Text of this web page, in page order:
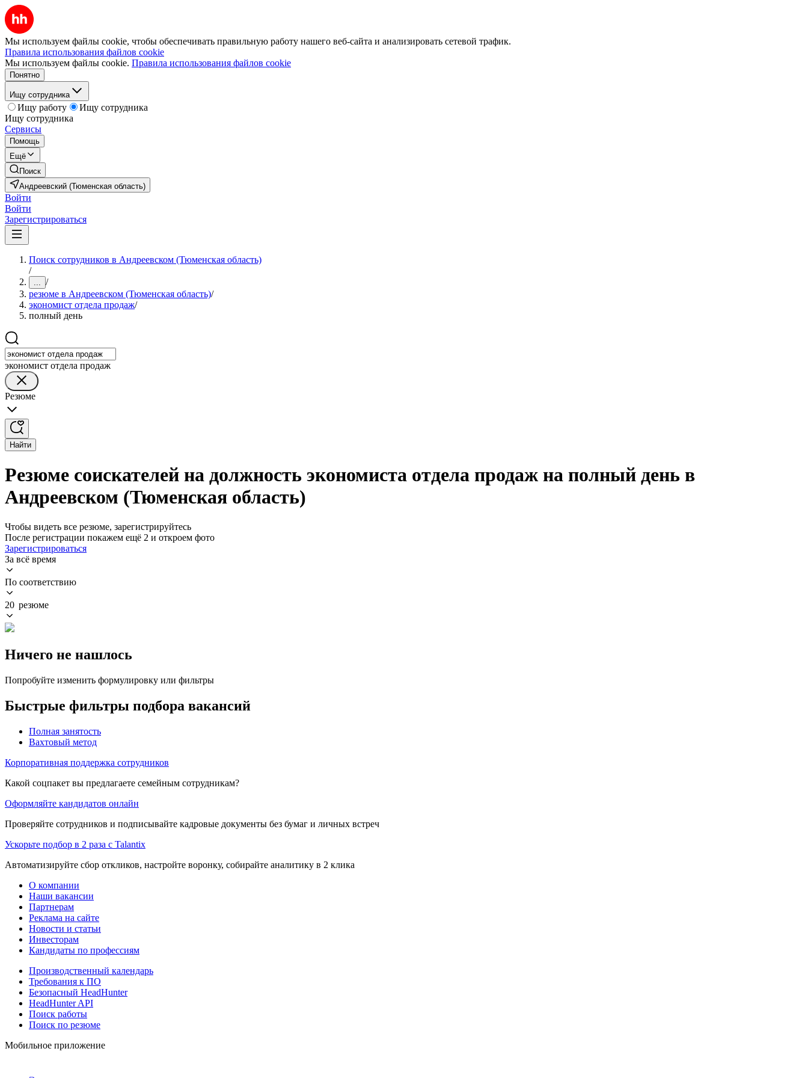
Мы используем файлы cookie, чтобы обеспечивать правильную работу нашего веб-сайта и анализировать сетевой трафик.
Правила использования файлов cookie
Мы используем файлы cookie. Правила использования файлов cookie
Понятно
Ищу сотрудника
Ищу работу
Ищу сотрудника
Ищу сотрудника
Сервисы
Помощь
Ещё
Поиск
Андреевский (Тюменская область)
Войти
Войти
Зарегистрироваться
Поиск сотрудников в Андреевском (Тюменская область)
/
... /
резюме в Андреевском (Тюменская область)/
экономист отдела продаж/
полный день
экономист отдела продаж
Резюме
Найти
Резюме соискателей на должность экономиста отдела продаж на полный день в
Андреевском (Тюменская область)
Чтобы видеть все резюме, зарегистрируйтесь
После регистрации покажем ещё 2 и откроем фото
Зарегистрироваться
За всё время
По соответствию
20 резюме
Ничего не нашлось
Попробуйте изменить формулировку или фильтры
Быстрые фильтры подбора вакансий
Полная занятость
Вахтовый метод
Корпоративная поддержка сотрудников
Какой соцпакет вы предлагаете семейным сотрудникам?
Оформляйте кандидатов онлайн
Проверяйте сотрудников и подписывайте кадровые документы без бумаг и личных встреч
Ускорьте подбор в 2 раза с Talantix
Автоматизируйте сбор откликов, настройте воронку, собирайте аналитику в 2 клика
О компании
Наши вакансии
Партнерам
Реклама на сайте
Новости и статьи
Инвесторам
Кандидаты по профессиям
Производственный календарь
Требования к ПО
Безопасный HeadHunter
HeadHunter API
Поиск работы
Поиск по резюме
Мобильное приложение